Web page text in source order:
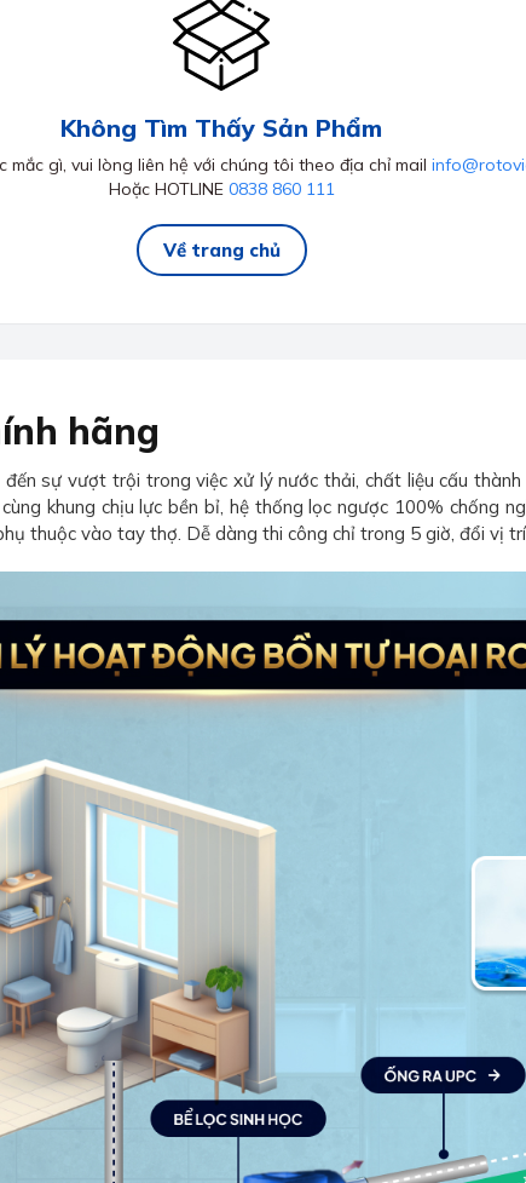
Không Tìm Thấy Sản Phẩm
mắc gì, vui lòng liên hệ với chúng tôi theo địa chỉ mail
Hoặc HOTLINE 0838 860 111
Về trang chủ
hãng
đến sự vượt trội trong việc xử lý nước thải, chất liệu cấu
khung chịu lực bền bỉ, hệ thống lọc ngược 100% chống
thuộc vào tay thợ. Dễ dàng thi công chỉ trong 5 giờ, đổi vị